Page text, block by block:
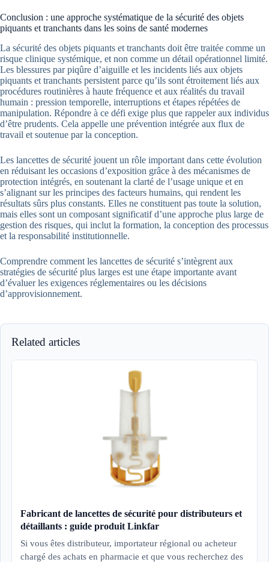
Conclusion : une approche systématique de la sécurité des objets
piquants et tranchants dans les soins de santé modernes
La sécurité des objets piquants et tranchants doit être traitée comme un
risque clinique systémique, et non comme un détail opérationnel limité.
Les blessures par piqûre d’aiguille et les incidents liés aux objets
piquants et tranchants persistent parce qu’ils sont étroitement liés aux
procédures routinières à haute fréquence et aux réalités du travail
humain : pression temporelle, interruptions et étapes répétées de
manipulation. Répondre à ce défi exige plus que rappeler aux individus
d’être prudents. Cela appelle une prévention intégrée aux flux de
travail et soutenue par la conception.
Les lancettes de sécurité jouent un rôle important dans cette évolution
en réduisant les occasions d’exposition grâce à des mécanismes de
protection intégrés, en soutenant la clarté de l’usage unique et en
s’alignant sur les principes des facteurs humains, qui rendent les
résultats sûrs plus constants. Elles ne constituent pas toute la solution,
mais elles sont un composant significatif d’une approche plus large de
gestion des risques, qui inclut la formation, la conception des processus
et la responsabilité institutionnelle.
Comprendre comment les lancettes de sécurité s’intègrent aux
stratégies de sécurité plus larges est une étape importante avant
d’évaluer les exigences réglementaires ou les décisions
d’approvisionnement.
Related articles
Fabricant de lancettes de sécurité pour distributeurs et
détaillants : guide produit Linkfar
Si vous êtes distributeur, importateur régional ou acheteur
chargé des achats en pharmacie et que vous recherchez des